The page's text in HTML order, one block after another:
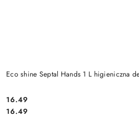
Eco shine Septal Hands 1 L higieniczna
Cena:
16.49
Cena:
16.49